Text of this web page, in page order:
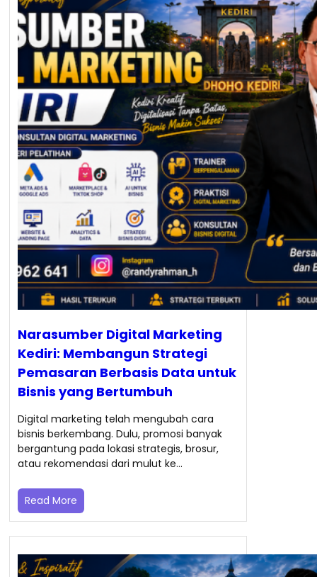
Narasumber Digital Marketing
Kediri: Membangun Strategi
Pemasaran Berbasis Data untuk
Bisnis yang Bertumbuh
Digital marketing telah mengubah cara
bisnis berkembang. Dulu, promosi banyak
bergantung pada lokasi strategis, brosur,
atau rekomendasi dari mulut ke…
Read More